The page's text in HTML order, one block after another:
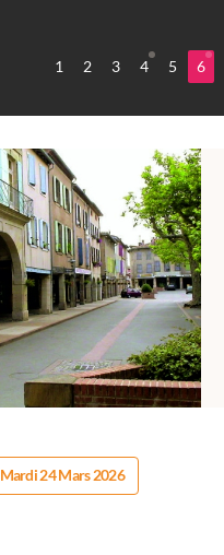
1 2 3 4 5 6
Mardi 24 Mars 2026